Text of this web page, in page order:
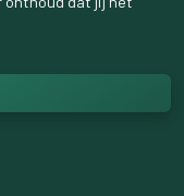
jaarlijkse
Houdonze